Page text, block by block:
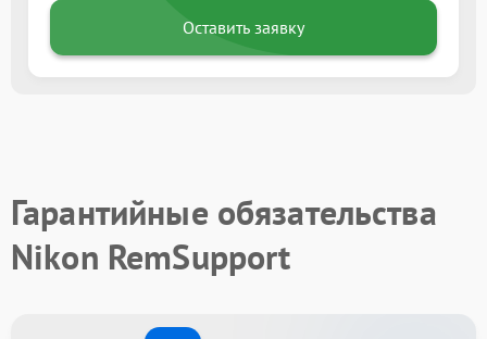
Оставить заявку
Гарантийные обязательства
Nikon RemSupport